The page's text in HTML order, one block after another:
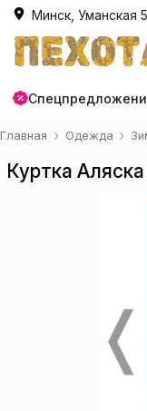
Минск, Уманская
Главная Одежда
Куртка